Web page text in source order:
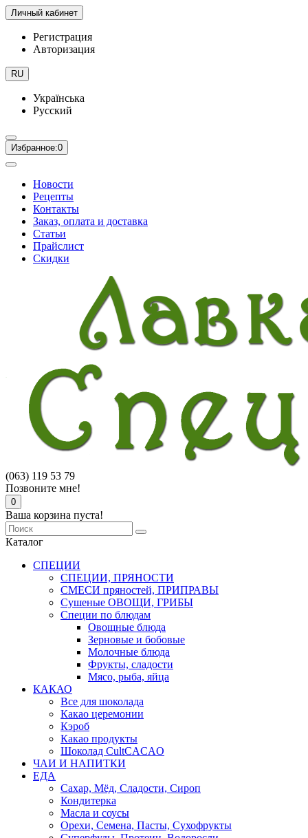
Личный кабинет
Регистрация
Авторизация
RU
Українська
Русский
Избранное:0
Новости
Рецепты
Контакты
Заказ, оплата и доставка
Статьи
Прайслист
Скидки
(063) 119 53 79
Позвоните мне!
0
Ваша корзина пуста!
Каталог
СПЕЦИИ
СПЕЦИИ, ПРЯНОСТИ
СМЕСИ пряностей, ПРИПРАВЫ
Сушеные ОВОЩИ, ГРИБЫ
Специи по блюдам
Овощные блюда
Зерновые и бобовые
Молочные блюда
Фрукты, сладости
Мясо, рыба, яйца
КАКАО
Все для шоколада
Какао церемонии
Кэроб
Какао продукты
Шоколад CultCACAO
ЧАИ И НАПИТКИ
ЕДА
Сахар, Мёд, Сладости, Сироп
Кондитерка
Масла и соусы
Орехи, Семена, Пасты, Сухофрукты